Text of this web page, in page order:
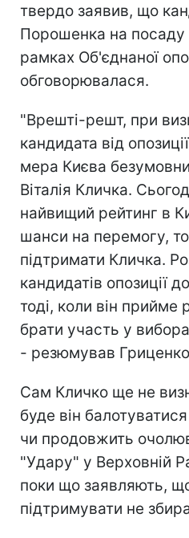
твердо заявив, що
Порошенка на
рамках Об'єднаної
обговорювалася.
"Врешті-решт, при
кандидата від
мера Києва
Віталія Кличка.
найвищий рейтинг в
шанси на перемогу,
підтримати Кличка.
кандидатів опозиції
тоді, коли він прийме
брати участь у
- резюмував
Сам Кличко ще не
буде він
чи продовжить
"Удару" у Верховній
поки що заявляють,
підтримувати не